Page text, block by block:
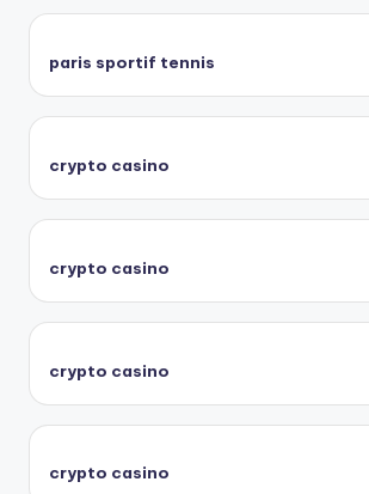
paris sportif tennis
crypto casino
crypto casino
crypto casino
crypto casino